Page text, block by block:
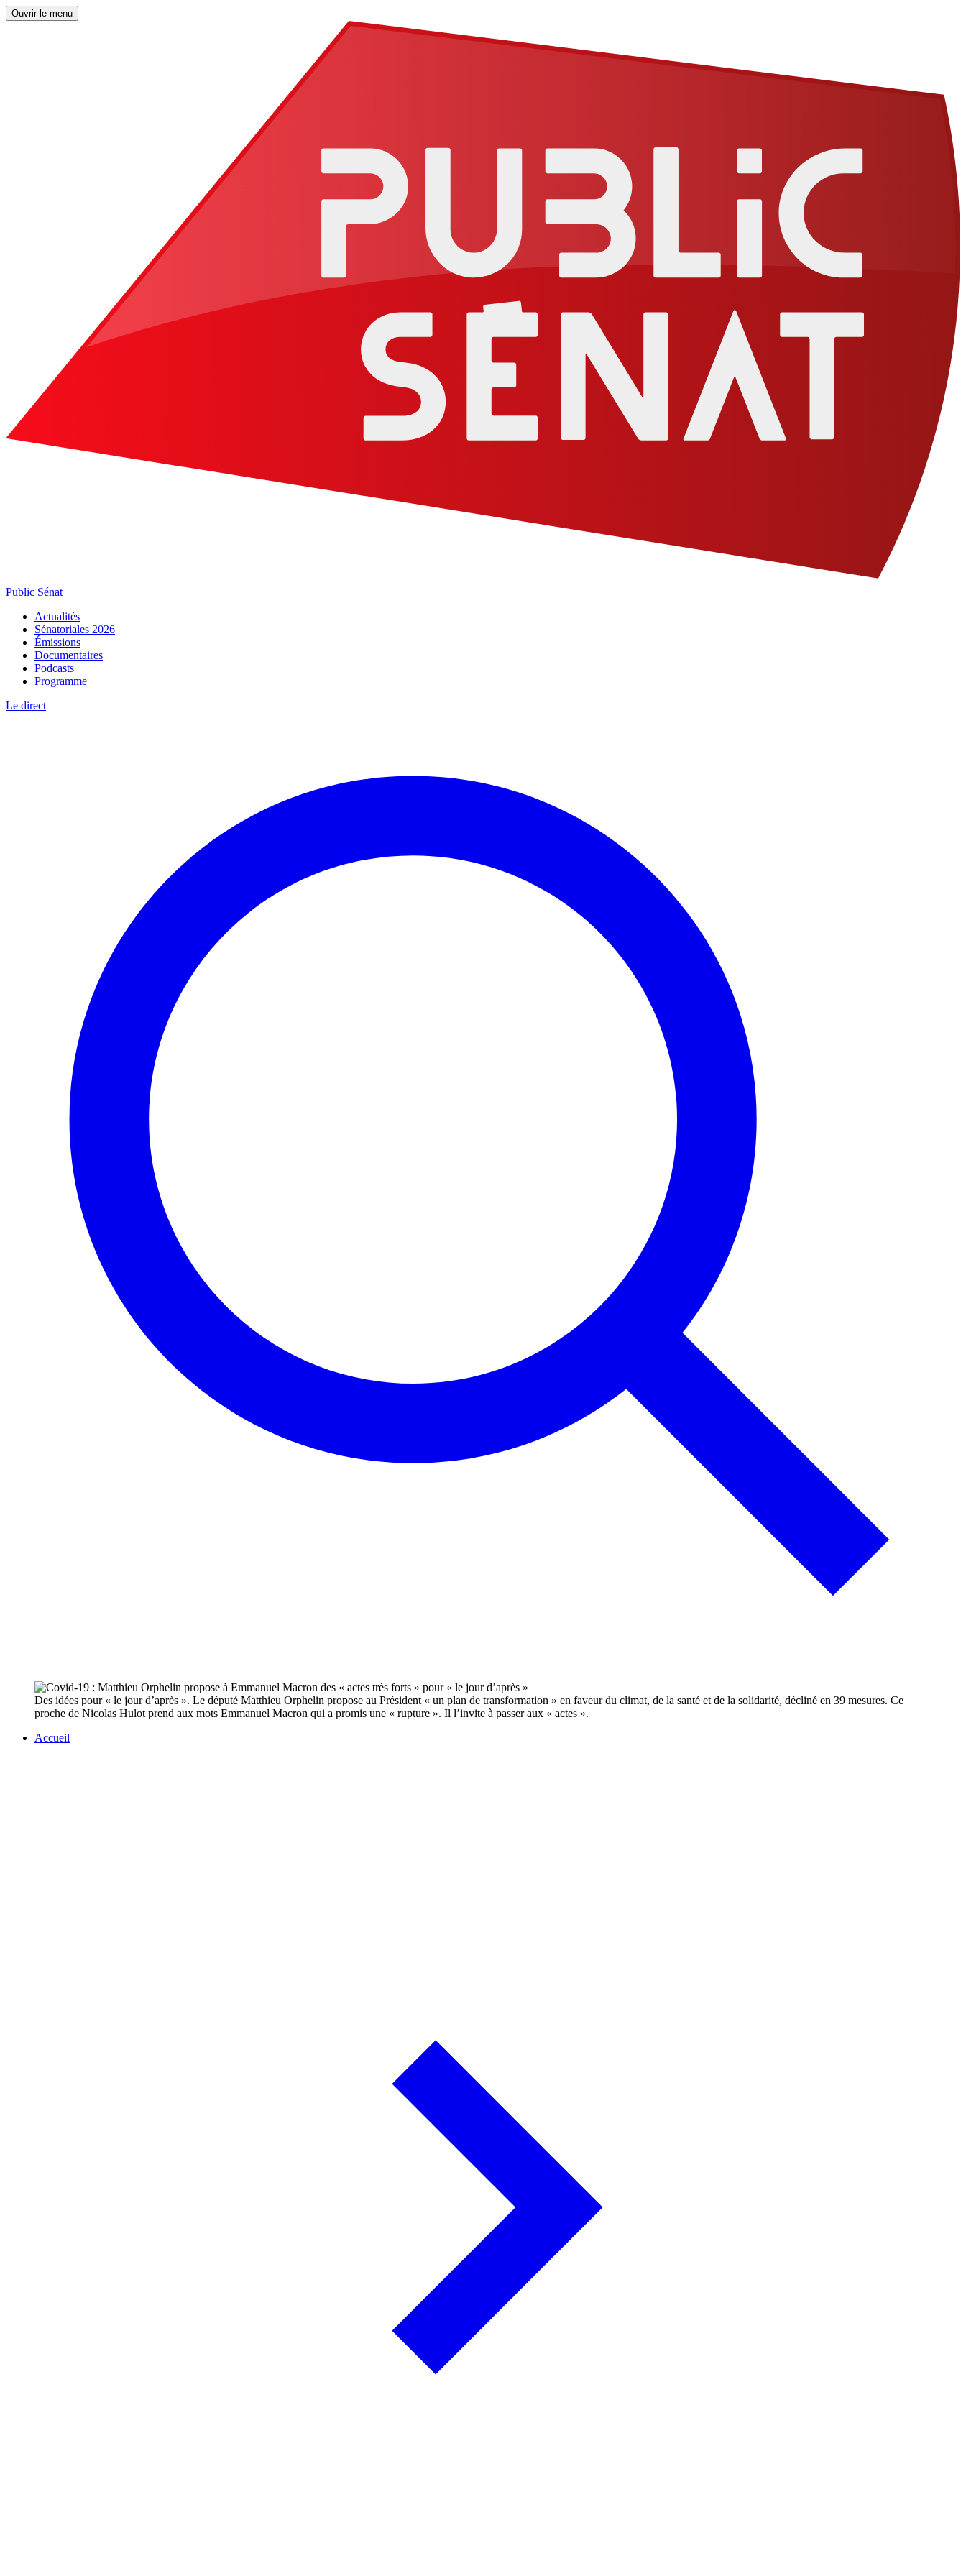
Ouvrir le menu
Public Sénat
Actualités
Sénatoriales 2026
Émissions
Documentaires
Podcasts
Programme
Le direct
Des idées pour « le jour d’après ». Le député Matthieu Orphelin propose au Président « un plan de transformation » en faveur du climat, de la santé et de la solidarité, décliné en 39 mesures. Ce
proche de Nicolas Hulot prend aux mots Emmanuel Macron qui a promis une « rupture ». Il l’invite à passer aux « actes ».
Accueil